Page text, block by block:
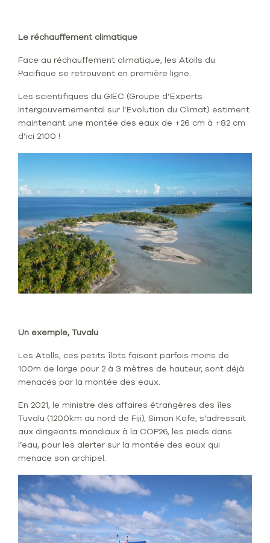
Le réchauffement climatique
Face au réchauffement climatique, les Atolls du
Pacifique se retrouvent en première ligne.
Les scientifiques du GIEC (Groupe d’Experts
Intergouvernemental sur l’Evolution du Climat) estiment
maintenant une montée des eaux de +26 cm à +82 cm
d’ici 2100 !
Un exemple, Tuvalu
Les Atolls, ces petits îlots faisant parfois moins de
100m de large pour 2 à 3 mètres de hauteur, sont déjà
menacés par la montée des eaux.
En 2021, le ministre des affaires étrangères des îles
Tuvalu (1200km au nord de Fiji), Simon Kofe, s’adressait
aux dirigeants mondiaux à la COP26, les pieds dans
l’eau, pour les alerter sur la montée des eaux qui
menace son archipel.